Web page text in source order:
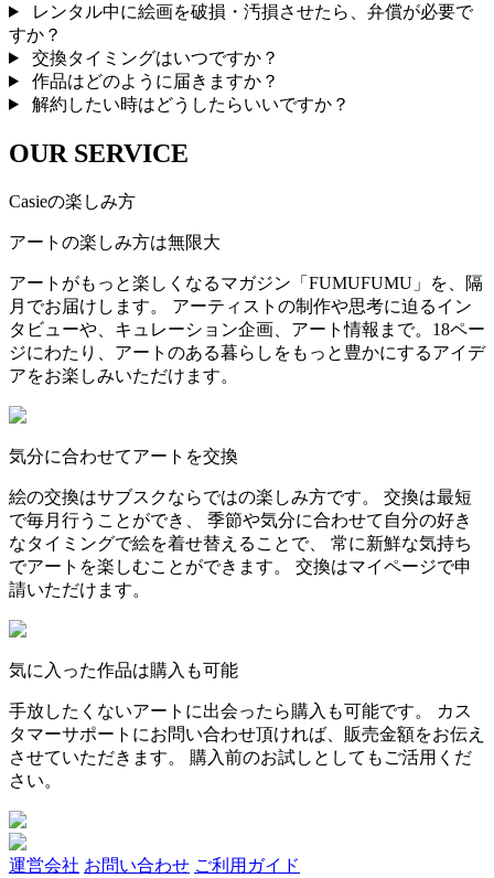
レンタル中に絵画を破損・汚損させたら、弁償が必要で
すか？
交換タイミングはいつですか？
作品はどのように届きますか？
解約したい時はどうしたらいいですか？
OUR SERVICE
Casieの楽しみ方
アートの楽しみ方は無限大
アートがもっと楽しくなるマガジン「FUMUFUMU」を、隔
月でお届けします。 アーティストの制作や思考に迫るイン
タビューや、キュレーション企画、アート情報まで。18ペー
ジにわたり、アートのある暮らしをもっと豊かにするアイデ
アをお楽しみいただけます。
気分に合わせてアートを交換
絵の交換はサブスクならではの楽しみ方です。 交換は最短
で毎月行うことができ、 季節や気分に合わせて自分の好き
なタイミングで絵を着せ替えることで、 常に新鮮な気持ち
でアートを楽しむことができます。 交換はマイページで申
請いただけます。
気に入った作品は購入も可能
手放したくないアートに出会ったら購入も可能です。 カス
タマーサポートにお問い合わせ頂ければ、販売金額をお伝え
させていただきます。 購入前のお試しとしてもご活用くだ
さい。
運営会社 お問い合わせ ご利用ガイド